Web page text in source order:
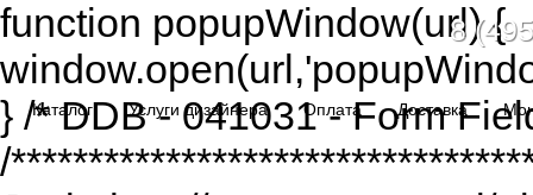
function popupWindow(url) {
} /* DDB - 041031 - Form
/
8
Каталог Услуги дизайнера Оплата Доставка